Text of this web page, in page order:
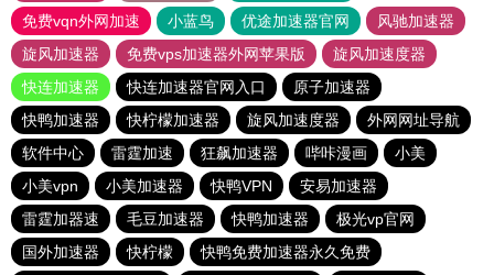
免费vqn外网加速
小蓝鸟 优途加速器官网
风驰加速器
旋风加速器
免费vps加速器外网苹果版
旋风加速度器
快连加速器
快连加速器官网入口
原子加速器
快鸭加速器
快柠檬加速器 旋风加速度器
外网网址导航
软件中心
雷霆加速 狂飙加速器 哔咔漫画
小美
小美vpn
小美加速器 快鸭VPN
安易加速器
雷霆加器速
毛豆加速器 快鸭加速器
极光vp官网
国外加速器
快柠檬
快鸭免费加速器永久免费